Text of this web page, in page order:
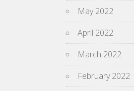
May 2022
April 2022
March 2022
February 2022